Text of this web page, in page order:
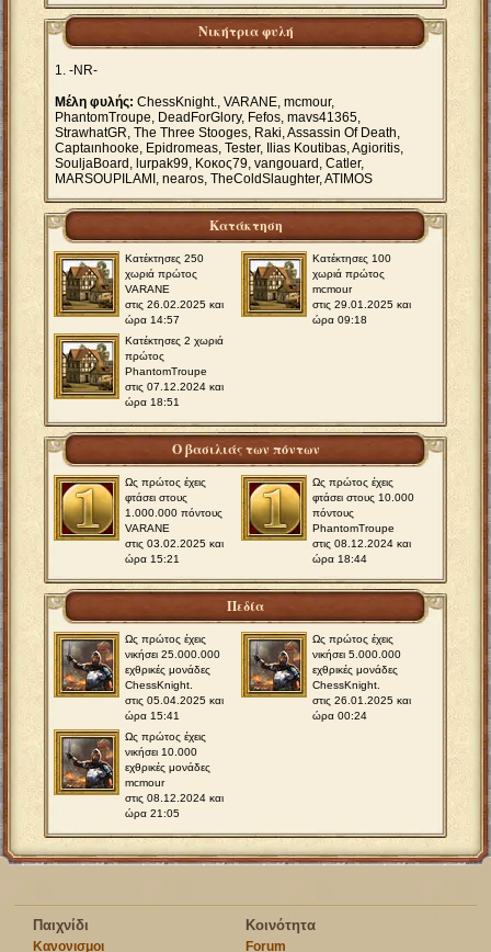
Νικήτρια φυλή
-NR-
Μέλη φυλής: ChessKnight., VARANE, mcmour,
PhantomTroupe, DeadForGlory, Fefos, mavs41365,
StrawhatGR, The Three Stooges, Raki, Assassin Of Death,
Captaιnhooke, Epidromeas, Tester, Ilias Koutibas, Agioritis,
SouljaBoard, lurpak99, Κοκος79, vangouard, Catler,
MARSOUPILAMI, nearos, TheColdSlaughter, ATIMOS
Κατάκτηση
Κατέκτησες 250
χωριά πρώτος
VARANE
στις 26.02.2025 και
ώρα 14:57
Κατέκτησες 100
χωριά πρώτος
mcmour
στις 29.01.2025 και
ώρα 09:18
Κατέκτησες 2 χωριά
πρώτος
PhantomTroupe
στις 07.12.2024 και
ώρα 18:51
Ο βασιλιάς των πόντων
Ως πρώτος έχεις
φτάσει στους
1.000.000 πόντους
VARANE
στις 03.02.2025 και
ώρα 15:21
Ως πρώτος έχεις
φτάσει στους 10.000
πόντους
PhantomTroupe
στις 08.12.2024 και
ώρα 18:44
Πεδία
Ως πρώτος έχεις
νικήσει 25.000.000
εχθρικές μονάδες
ChessKnight.
στις 05.04.2025 και
ώρα 15:41
Ως πρώτος έχεις
νικήσει 5.000.000
εχθρικές μονάδες
ChessKnight.
στις 26.01.2025 και
ώρα 00:24
Ως πρώτος έχεις
νικήσει 10.000
εχθρικές μονάδες
mcmour
στις 08.12.2024 και
ώρα 21:05
Παιχνίδι
Κανονισμοι
Κοινότητα
Forum